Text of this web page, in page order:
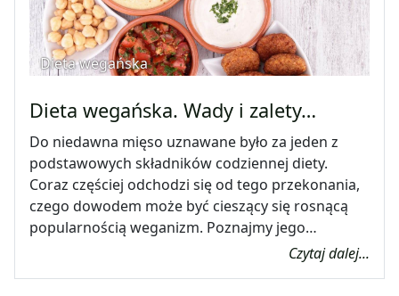
Dieta wegańska
Dieta wegańska. Wady i zalety…
Do niedawna mięso uznawane było za jeden z
podstawowych składników codziennej diety.
Coraz częściej odchodzi się od tego przekonania,
czego dowodem może być cieszący się rosnącą
popularnością weganizm. Poznajmy jego…
Czytaj dalej...